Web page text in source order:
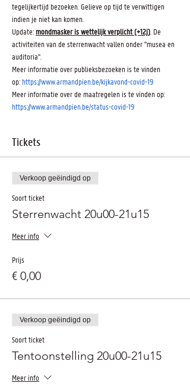
tegelijkertijd bezoeken. Gelieve op tijd te verwittigen
indien je niet kan komen.
Update: mondmasker is wettelijk verplicht (+12j) . De
activiteiten van de sterrenwacht vallen onder "musea en
auditoria".
Meer informatie over publieksbezoeken is te vinden
op: https://www.armandpien.be/kijkavond-covid-19
Meer informatie over de maatregelen is te vinden op:
https://www.armandpien.be/status-covid-19
Tickets
Verkoop geëindigd op
Soort ticket
Sterrenwacht 20u00-21u15
Meer info
Prijs
€ 0,00
Verkoop geëindigd op
Soort ticket
Tentoonstelling 20u00-21u15
Meer info